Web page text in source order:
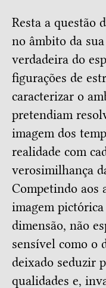
Resta a questão
no âmbito da
verdadeira do
figurações de
caracterizar o
pretendiam
imagem dos
realidade com
verosimilhança
Competindo aos
imagem
dimensão, não
sensível como o
deixado seduzir
qualidades e,